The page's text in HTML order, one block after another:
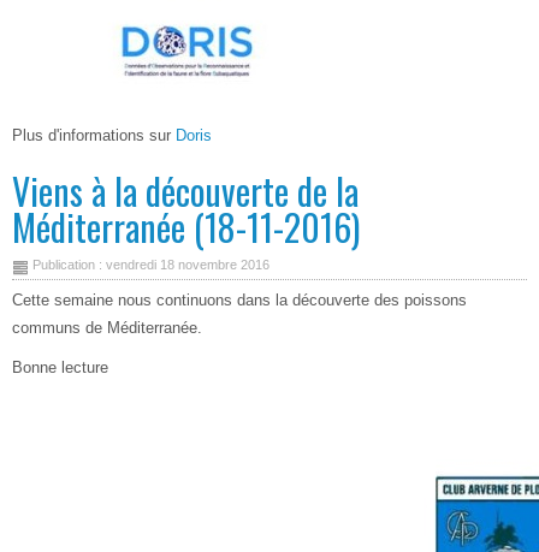
Plus d'informations sur Doris
Viens à la découverte de la
Méditerranée (18-11-2016)
Publication : vendredi 18 novembre 2016
Cette semaine nous continuons dans la découverte des poissons
communs de Méditerranée.
Bonne lecture